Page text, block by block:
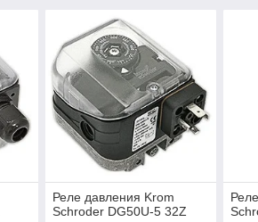
Реле давления Krom
Schroder DG50U-5 32Z